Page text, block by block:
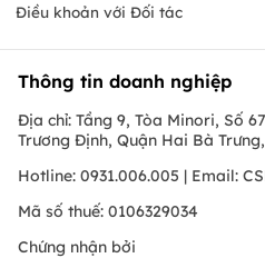
Điều khoản với Đối tác
Thông tin doanh nghiệp
Địa chỉ: Tầng 9, Tòa Minori, Số
Trương Định, Quận Hai Bà
Hotline: 0931.006.005 | Email:
Mã số thuế: 0106329034
Chứng nhận bởi